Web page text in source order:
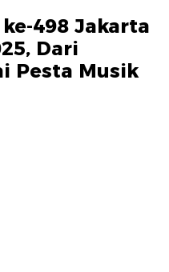
498 Jakarta
Dari
Pesta Musik